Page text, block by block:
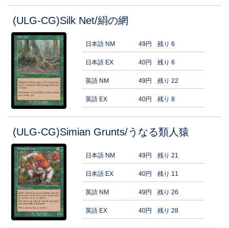
(ULG-CG)Silk Net/絹の網
日本語 NM 49円 残り 6
日本語 EX 40円 残り 6
英語 NM 49円 残り 22
英語 EX 40円 残り 8
(ULG-CG)Simian Grunts/うなる類人猿
日本語 NM 49円 残り 21
日本語 EX 40円 残り 11
英語 NM 49円 残り 26
英語 EX 40円 残り 28